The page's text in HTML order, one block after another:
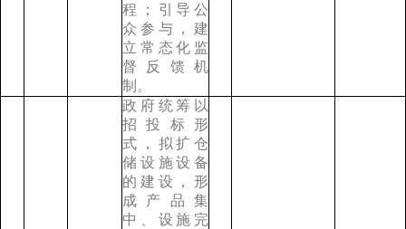
程；引导公
众参与，建
立常态化监
督反馈机
制。
政府统筹以
招投标形
式，拟扩仓
储设施设备
的建设，形
成产品集
中、设施完